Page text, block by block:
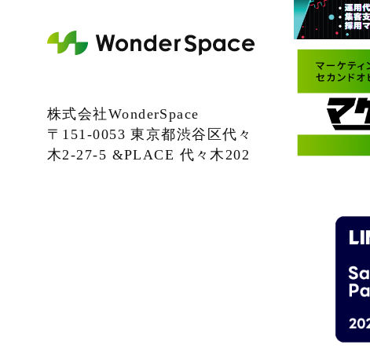
株式会社WonderSpace
〒151-0053 東京都渋谷区代々
木2-27-5 &PLACE 代々木202